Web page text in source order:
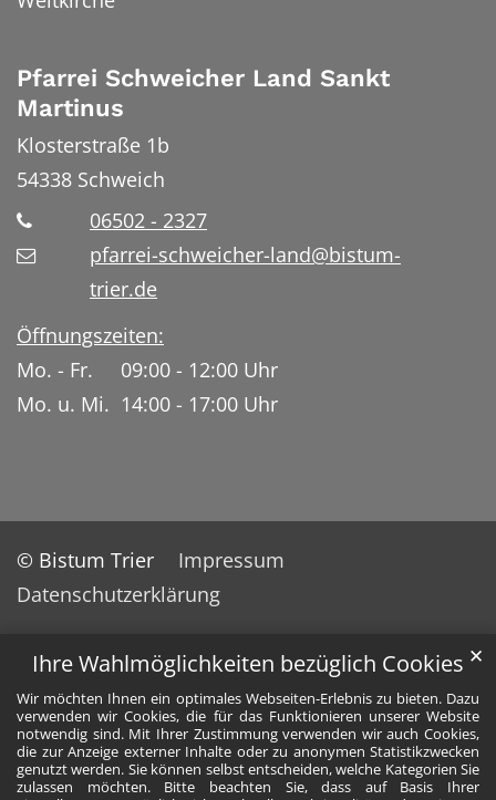
Ihre Wahlmöglichkeiten bezüglich Cookies
Wir möchten Ihnen ein optimales Webseiten-Erlebnis zu bieten. Dazu
verwenden wir Cookies, die für das Funktionieren unserer Website
notwendig sind. Mit Ihrer Zustimmung verwenden wir auch Cookies,
die zur Anzeige externer Inhalte oder zu anonymen Statistikzwecken
genutzt werden. Sie können selbst entscheiden, welche Kategorien Sie
zulassen möchten. Bitte beachten Sie, dass auf Basis Ihrer
✕
Pfarrei Schweicher Land Sankt
Martinus
Klosterstraße 1b
54338 Schweich
06502 - 2327
pfarrei-schweicher-land@bistum-
trier.de
Öffnungszeiten:
Mo. - Fr. 09:00 - 12:00 Uhr
Mo. u. Mi. 14:00 - 17:00 Uhr
© Bistum Trier
Impressum
Datenschutzerklärung